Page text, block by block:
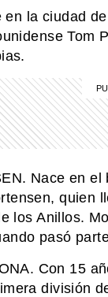
en la ciudad
Tom
Nace en
quien
los Anillos.
pasó
Con 15
división